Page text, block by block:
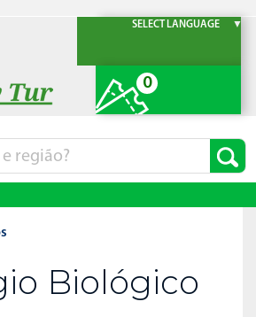
SELECT LANGUAGE ▼
0
Biológico